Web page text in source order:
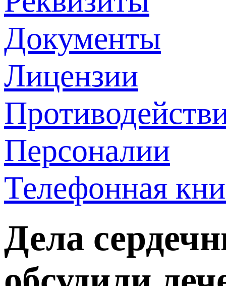
Документы
Лицензии
Персоналии
Телефонная
Дела